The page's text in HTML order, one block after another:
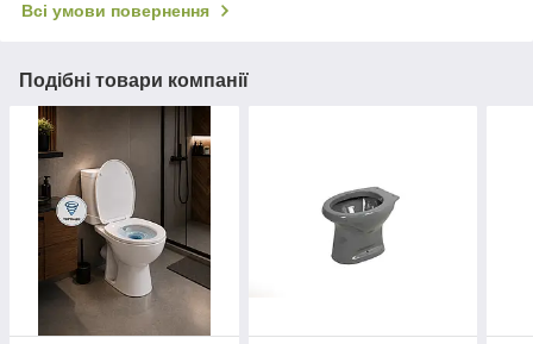
Всі умови повернення
Подібні товари компанії